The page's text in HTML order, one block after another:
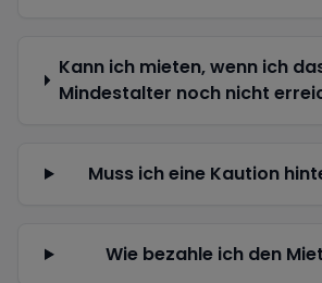
Kann ich mieten, wenn ich
Mindestalter noch nicht
Muss ich eine Kaution
Wie bezahle ich den